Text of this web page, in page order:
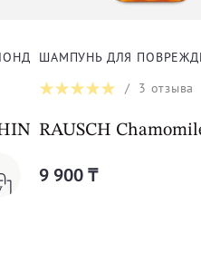
SHAMPOO
ШАМПУНЬ ДЛЯ
/ 3 отзыва
RAUSCH
9 900 ₸